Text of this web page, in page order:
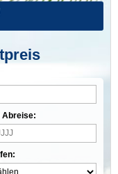
Abreise: